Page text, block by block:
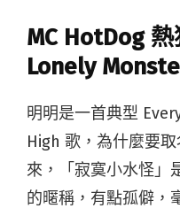
MC HotDog
Lonely
明明是一首典型
High 歌，為什麼要
來，「寂寞小水怪」
的暱稱，有點孤僻，